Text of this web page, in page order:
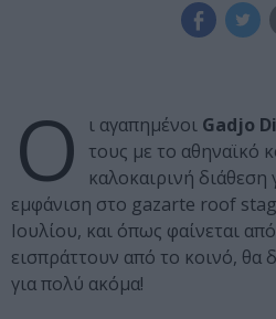
O ι αγαπημένοι Gadjo
τους με το αθηναϊκό
καλοκαιρινή διάθεση
εμφάνιση στο gazarte roof
Ιουλίου, και όπως φαίνεται
εισπράττουν από το κοινό, θα
για πολύ ακόμα!